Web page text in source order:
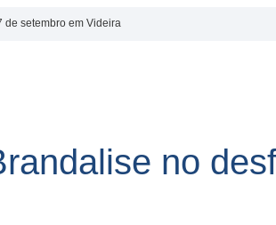
de setembro em Videira
no